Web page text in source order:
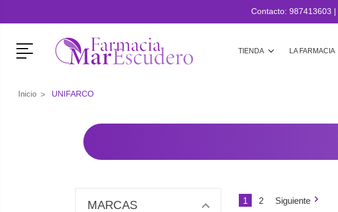
Contacto: 987413603 |
Menú TIENDA LA FARMACIA
Inicio UNIFARCO
MARCAS 1 2 Siguiente